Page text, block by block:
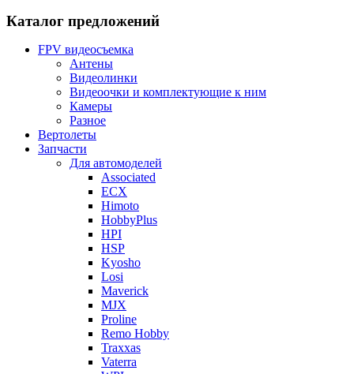
Каталог предложений
FPV видеосъемка
Антены
Видеолинки
Видеоочки и комплектующие к ним
Камеры
Разное
Вертолеты
Запчасти
Для автомоделей
Associated
ECX
Himoto
HobbyPlus
HPI
HSP
Kyosho
Losi
Maverick
MJX
Proline
Remo Hobby
Traxxas
Vaterra